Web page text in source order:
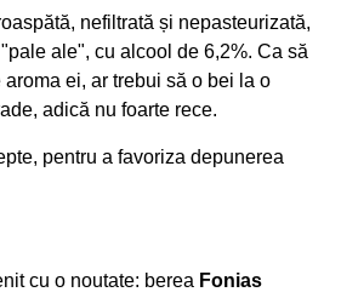
nefiltrată și nepasteurizată,
ale", cu alcool de 6,2%. Ca să
ei, ar trebui să o bei la o
adică nu foarte rece.
pentru a favoriza depunerea
cu o noutate: berea Fonias